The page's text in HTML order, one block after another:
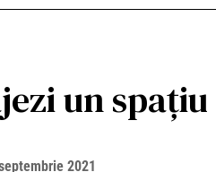
un
2021